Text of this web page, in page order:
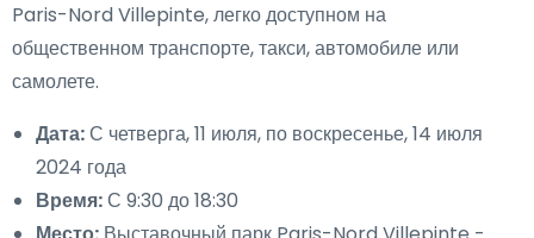
Paris-Nord Villepinte, легко доступном на
общественном транспорте, такси, автомобиле или
самолете.
Дата:С четверга, 11 июля, по воскресенье, 14 июля
2024 года
Время:С 9:30 до 18:30